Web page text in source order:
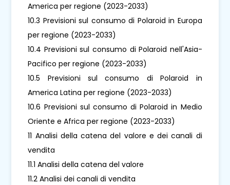
America per regione (2023-2033)
10.3 Previsioni sul consumo di Polaroid in Europa
per regione (2023-2033)
10.4 Previsioni sul consumo di Polaroid nell'Asia-
Pacifico per regione (2023-2033)
10.5 Previsioni sul consumo di Polaroid in
America Latina per regione (2023-2033)
10.6 Previsioni sul consumo di Polaroid in Medio
Oriente e Africa per regione (2023-2033)
11 Analisi della catena del valore e dei canali di
vendita
11.1 Analisi della catena del valore
11.2 Analisi dei canali di vendita